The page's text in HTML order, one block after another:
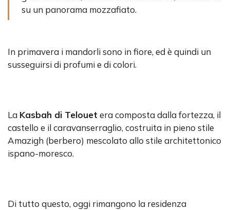
su un panorama mozzafiato.
In primavera i mandorli sono in fiore, ed è quindi un
susseguirsi di profumi e di colori.
La Kasbah di Telouet era composta dalla fortezza, il
castello e il caravanserraglio, costruita in pieno stile
Amazigh (berbero) mescolato allo stile architettonico
ispano-moresco.
Di tutto questo, oggi rimangono la residenza